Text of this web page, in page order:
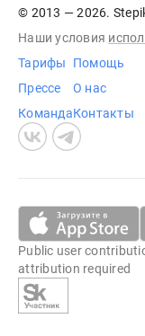
© 2013 — 2026.
Наши условия
Тарифы
Прессе
Команда
Помощь
О нас
Контакты
Public user
attribution required